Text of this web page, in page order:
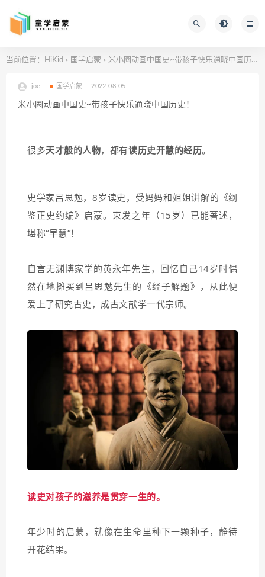
当前位置： HiKid > 国学启蒙 > 米小圈动画中国史~带孩子快乐通晓中国历史！
joe 国学启蒙 2022-08-05
米小圈动画中国史~带孩子快乐通晓中国历史！
很多天才般的人物，都有读历史开慧的经历。
史学家吕思勉，8岁读史，受妈妈和姐姐讲解的《纲
鉴正史约编》启蒙。束发之年（15岁）已能著述，
堪称“早慧”！
自言无渊博家学的黄永年先生，回忆自己14岁时偶
然在地摊买到吕思勉先生的《经子解题》，从此便
爱上了研究古史，成古文献学一代宗师。
读史对孩子的滋养是贯穿一生的。
年少时的启蒙，就像在生命里种下一颗种子，静待
开花结果。